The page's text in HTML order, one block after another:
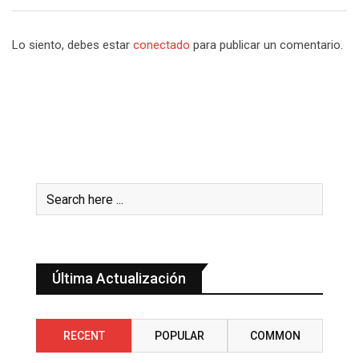
Lo siento, debes estar conectado para publicar un comentario.
Última Actualización
RECENT POPULAR COMMON